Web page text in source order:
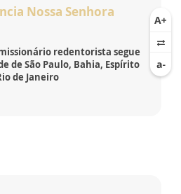
Nossa Senhora
redentorista segue
de São Paulo, Bahia, Espírito
de Janeiro